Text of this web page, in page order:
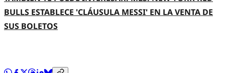
BULLS ESTABLECE 'CLÁUSULA MESSI' EN LA VENTA DE
SUS BOLETOS